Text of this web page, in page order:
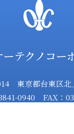
テクノコー
東京都台東区北
0940 FAX：